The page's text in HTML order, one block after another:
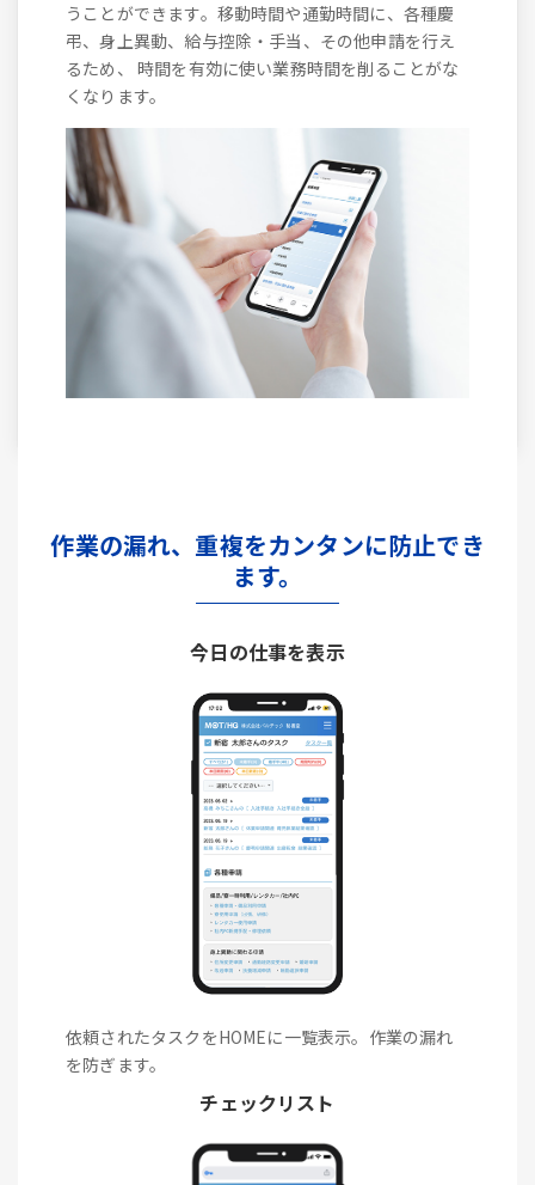
うことができます。移動時間や通勤時間に、各種慶
弔、身上異動、給与控除・手当、その他申請を行え
るため、 時間を有効に使い業務時間を削ることがな
くなります。
作業の漏れ、重複をカンタンに防止でき
ます。
今日の仕事を表示
依頼されたタスクをHOMEに一覧表示。作業の漏れ
を防ぎます。
チェックリスト